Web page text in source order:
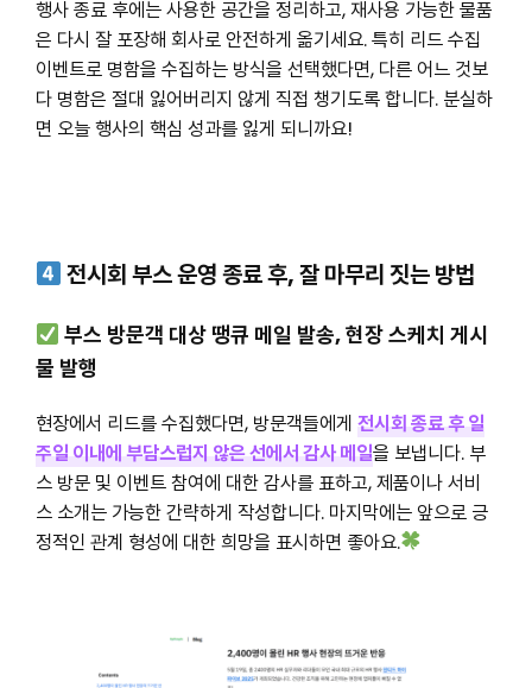
행사 종료 후에는 사용한 공간을 정리하고, 재사용 가능한 물품
은 다시 잘 포장해 회사로 안전하게 옮기세요. 특히 리드 수집
이벤트로 명함을 수집하는 방식을 선택했다면, 다른 어느 것보
다 명함은 절대 잃어버리지 않게 직접 챙기도록 합니다. 분실하
면 오늘 행사의 핵심 성과를 잃게 되니까요!
전시회 부스 운영 종료 후, 잘 마무리 짓는 방법
부스 방문객 대상 땡큐 메일 발송, 현장 스케치 게시
물 발행
현장에서 리드를 수집했다면, 방문객들에게 전시회 종료 후 일
주일 이내에 부담스럽지 않은 선에서 감사 메일을 보냅니다. 부
스 방문 및 이벤트 참여에 대한 감사를 표하고, 제품이나 서비
스 소개는 가능한 간략하게 작성합니다. 마지막에는 앞으로 긍
정적인 관계 형성에 대한 희망을 표시하면 좋아요.